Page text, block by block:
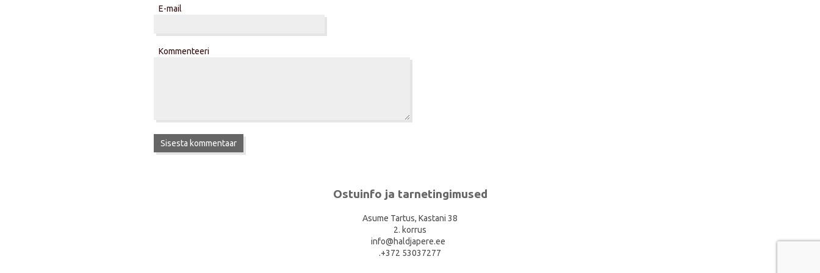
E-mail
Kommenteeri
Ostuinfo ja tarnetingimused
Asume Tartus, Kastani 38
2. korrus
info@haldjapere.ee
.+372 53037277